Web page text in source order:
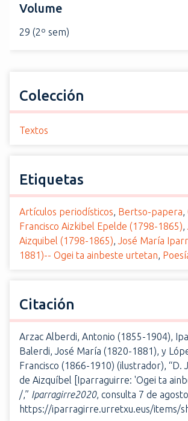
Volume
29 (2º sem)
Colección
Textos
Etiquetas
Artículos periodísticos, Bertso-papera,
Francisco Aizkibel Epelde (1798-1865),
Aizquibel (1798-1865), José María
1881)-- Ogei ta ainbeste urtetan,
Citación
Arzac Alberdi, Antonio (1855-1904),
Balerdi, José María (1820-1881), y
Francisco (1866-1910) (ilustrador), “D.
de Aizquíbel [Iparraguirre: 'Ogei ta
/,” Iparragirre2020, consulta 7 de
https://iparragirre.urretxu.eus/items/